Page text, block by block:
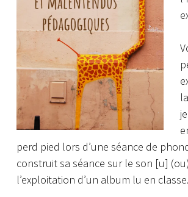
perd pied lors d’une séance de
construit sa séance sur le son [u]
l’exploitation d’un album lu en classe.